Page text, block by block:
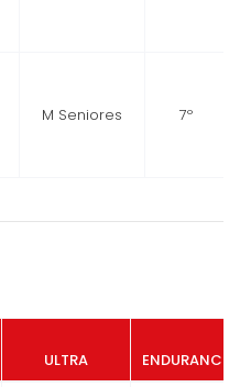
M Seniores 7º
ULTRA ENDURANCE